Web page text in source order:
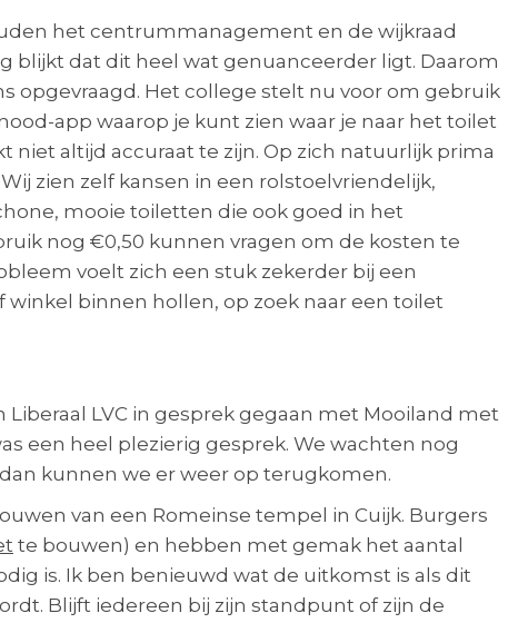
het centrummanagement en de wijkraad
blijkt dat dit heel wat genuanceerder ligt. Daarom
opgevraagd. Het college stelt nu voor om gebruik
app waarop je kunt zien waar je naar het toilet
niet altijd accuraat te zijn. Op zich natuurlijk prima
zien zelf kansen in een rolstoelvriendelijk,
mooie toiletten die ook goed in het
nog €0,50 kunnen vragen om de kosten te
voelt zich een stuk zekerder bij een
binnen hollen, op zoek naar een toilet
LVC in gesprek gegaan met Mooiland met
een heel plezierig gesprek. We wachten nog
kunnen we er weer op terugkomen.
van een Romeinse tempel in Cuijk. Burgers
te bouwen) en hebben met gemak het aantal
is. Ik ben benieuwd wat de uitkomst is als dit
Blijft iedereen bij zijn standpunt of zijn de